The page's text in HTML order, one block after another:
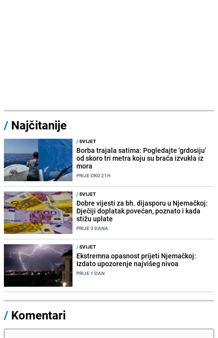
/ Najčitanije
/SVIJET
Borba trajala satima: Pogledajte 'grdosiju'
od skoro tri metra koju su braća izvukla iz
mora
PRIJE OKO 21H
/SVIJET
Dobre vijesti za bh. dijasporu u Njemačkoj:
Dječiji doplatak povećan, poznato i kada
stižu uplate
PRIJE 2 DANA
/SVIJET
Ekstremna opasnost prijeti Njemačkoj:
Izdato upozorenje najvišeg nivoa
PRIJE 1 DAN
/ Komentari